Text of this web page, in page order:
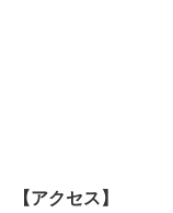
【アクセス】